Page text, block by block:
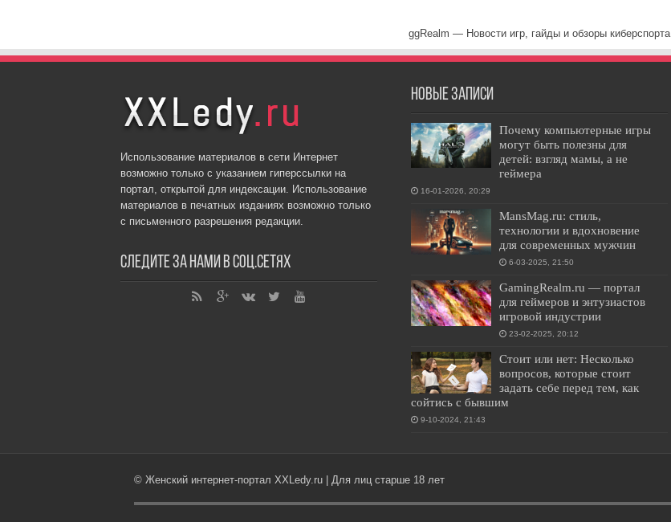
ggRealm — Новости игр, гайды и обзоры киберспорта
Использование материалов в сети Интернет
возможно только с указанием гиперссылки на
портал, открытой для индексации. Использование
материалов в печатных изданиях возможно только
с письменного разрешения редакции.
Следите за нами в соц.сетях
Новые записи
Почему компьютерные игры
могут быть полезны для
детей: взгляд мамы, а не
геймера
16-01-2026, 20:29
MansMag.ru: стиль,
технологии и вдохновение
для современных мужчин
6-03-2025, 21:50
GamingRealm.ru — портал
для геймеров и энтузиастов
игровой индустрии
23-02-2025, 20:12
Стоит или нет: Несколько
вопросов, которые стоит
задать себе перед тем, как
сойтись с бывшим
9-10-2024, 21:43
© Женский интернет-портал XXLedy.ru | Для лиц старше 18 лет